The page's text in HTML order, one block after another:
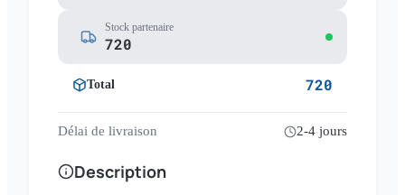
Stock partenaire
720
Total 720
Délai de livraison 2-4 jours
Description